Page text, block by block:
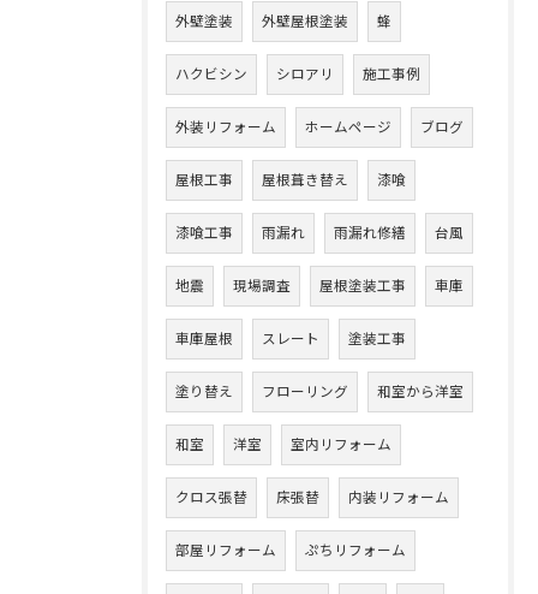
外壁塗装 外壁屋根塗装 蜂
ハクビシン シロアリ 施工事例
外装リフォーム ホームページ ブログ
屋根工事 屋根葺き替え 漆喰
漆喰工事 雨漏れ 雨漏れ修繕 台風
地震 現場調査 屋根塗装工事 車庫
車庫屋根 スレート 塗装工事
塗り替え フローリング 和室から洋室
和室 洋室 室内リフォーム
クロス張替 床張替 内装リフォーム
部屋リフォーム ぷちリフォーム